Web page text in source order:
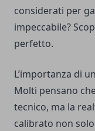
considerati per
impeccabile?
perfetto.
L’importanza di
Molti pensano
tecnico, ma la
calibrato non